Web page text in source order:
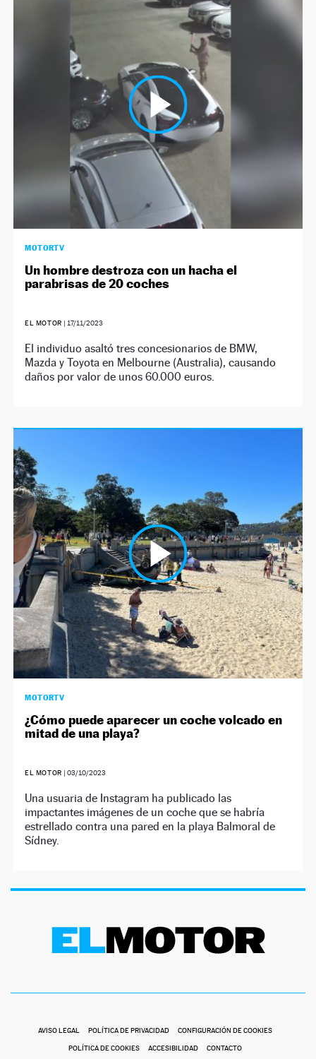
MOTORTV
Un hombre destroza con un hacha el
parabrisas de 20 coches
EL MOTOR | 17/11/2023
El individuo asaltó tres concesionarios de BMW,
Mazda y Toyota en Melbourne (Australia), causando
daños por valor de unos 60.000 euros.
MOTORTV
¿Cómo puede aparecer un coche volcado en
mitad de una playa?
EL MOTOR | 03/10/2023
Una usuaria de Instagram ha publicado las
impactantes imágenes de un coche que se habría
estrellado contra una pared en la playa Balmoral de
Sídney.
AVISO LEGAL POLÍTICA DE PRIVACIDAD CONFIGURACIÓN DE COOKIES
POLÍTICA DE COOKIES ACCESIBILIDAD CONTACTO